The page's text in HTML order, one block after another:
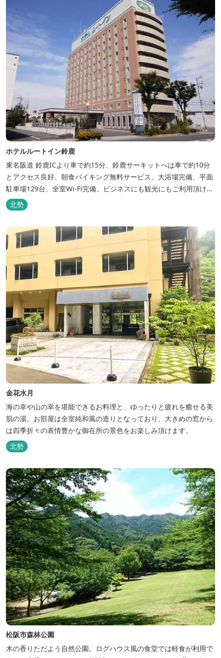
ホテルルートイン鈴鹿
東名阪道 鈴鹿ICより車で約15分、鈴鹿サーキットへは車で約10分
とアクセス良好。朝食バイキング無料サービス、大浴場完備、平面
駐車場129台、全室Wi-Fi完備。ビジネスにも観光にもご利用頂ける
快適なホテルライフをご提供します。
北勢
金花水月
海の幸や山の幸を堪能できるお料理と、ゆったりと疲れを癒せる美
肌の湯。お部屋は全室純和風の造りとなっており、大きめの窓から
は四季折々の表情豊かな御在所の景色をお楽しみ頂けます。
北勢
松阪市森林公園
木の香りただよう自然公園。ログハウス風の食堂では軽食が利用で